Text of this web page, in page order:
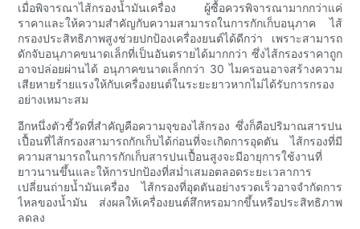
เมื่อพิจารณาไส้กรองน้ำมันเครื่อง ผู้ซื้อควรพิจารณามากกว่าแค่
ราคาและให้ความสำคัญกับความสามารถในการกักเก็บอนุภาค ไส้
กรองประสิทธิภาพสูงช่วยปกป้องเครื่องยนต์ได้ดีกว่า เพราะสามารถ
ดักจับอนุภาคขนาดเล็กที่เป็นอันตรายได้มากกว่า ซึ่งไส้กรองราคาถูก
อาจปล่อยผ่านได้ อนุภาคขนาดเล็กกว่า 30 ไมครอนอาจสร้างความ
เสียหายร้ายแรงให้กับเครื่องยนต์ในระยะยาวหากไม่ได้รับการกรอง
อย่างเหมาะสม
อีกหนึ่งตัวชี้วัดที่สำคัญคือความจุของไส้กรอง ซึ่งก็คือปริมาณสารปน
เปื้อนที่ไส้กรองสามารถกักเก็บได้ก่อนที่จะเกิดการอุดตัน ไส้กรองที่มี
ความสามารถในการกักเก็บสารปนเปื้อนสูงจะมีอายุการใช้งานที่
ยาวนานขึ้นและให้การปกป้องที่สม่ำเสมอตลอดระยะเวลาการ
เปลี่ยนถ่ายน้ำมันเครื่อง ไส้กรองที่อุดตันอย่างรวดเร็วอาจจำกัดการ
ไหลของน้ำมัน ส่งผลให้เครื่องยนต์สึกหรอมากขึ้นหรือประสิทธิภาพ
ลดลง